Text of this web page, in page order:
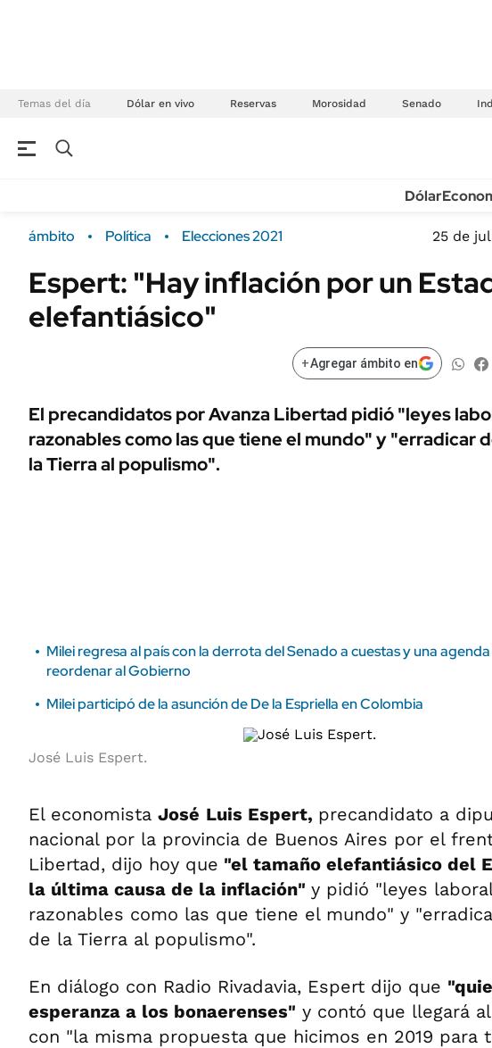
Temas del día Dólar en vivo Reservas Morosidad Senado
Campo
FINANZAS
ÁMBITO DEBATE
MEDIAKIT AMBITO DEBATE
Sustentabilidad
POLÍTICA
Dólar
ámbito Política Elecciones 2021 25 de
Espert: "Hay inflación por un
elefantiásico"
+Agregar ámbito en
El precandidatos por Avanza Libertad pidió "leyes
razonables como las que tiene el mundo" y "erradicar
la Tierra al populismo".
Milei regresa al país con la derrota del Senado a cuestas y una
reordenar al Gobierno
Milei participó de la asunción de De la Espriella en Colombia
José Luis Espert.
El economista José Luis Espert, precandidato a
nacional por la provincia de Buenos Aires por el
Libertad, dijo hoy que "el tamaño elefantiásico del
la última causa de la inflación" y pidió "leyes
razonables como las que tiene el mundo" y
de la Tierra al populismo".
En diálogo con Radio Rivadavia, Espert dijo que
esperanza a los bonaerenses" y contó que llegará
con "la misma propuesta que hicimos en 2019 para